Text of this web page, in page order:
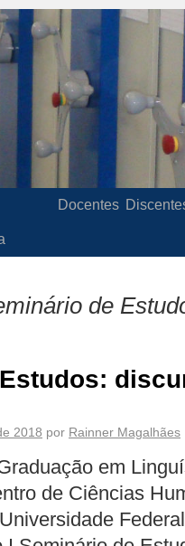
Docentes
de
2018 por Rainner Magalhães
em
de Ciências